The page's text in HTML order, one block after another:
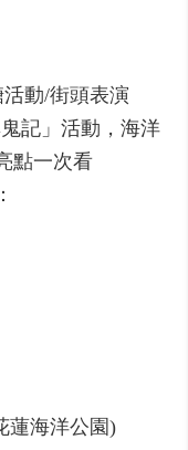
動/街頭表演
記」活動，海洋
點一次看
蓮海洋公園)